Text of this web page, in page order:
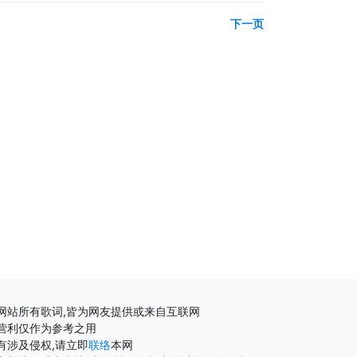
下一页
站所有歌词,皆为网友提供或来自互联网
利仅作为参考之用
涉及侵权,请立即联络本网